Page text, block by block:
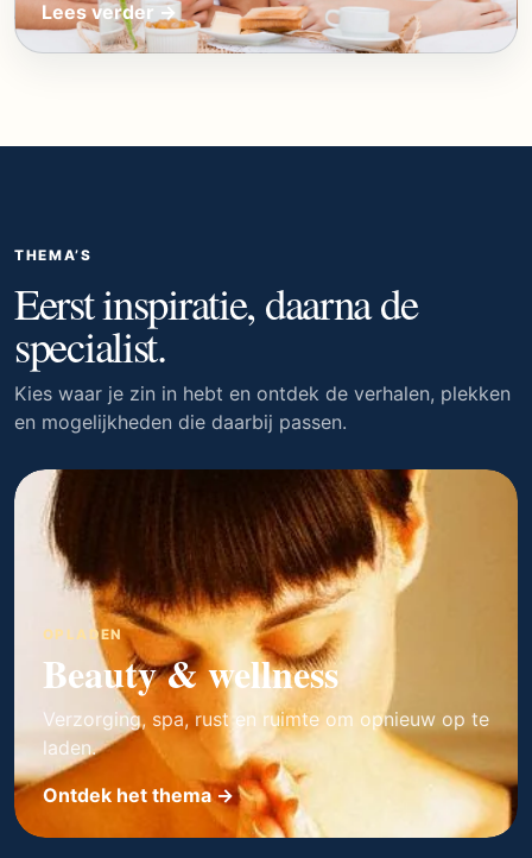
Lees verder →
THEMA’S
Eerst inspiratie, daarna de
specialist.
Kies waar je zin in hebt en ontdek de verhalen, plekken
en mogelijkheden die daarbij passen.
OPLADEN
Beauty & wellness
Verzorging, spa, rust en ruimte om opnieuw op te
laden.
Ontdek het thema →